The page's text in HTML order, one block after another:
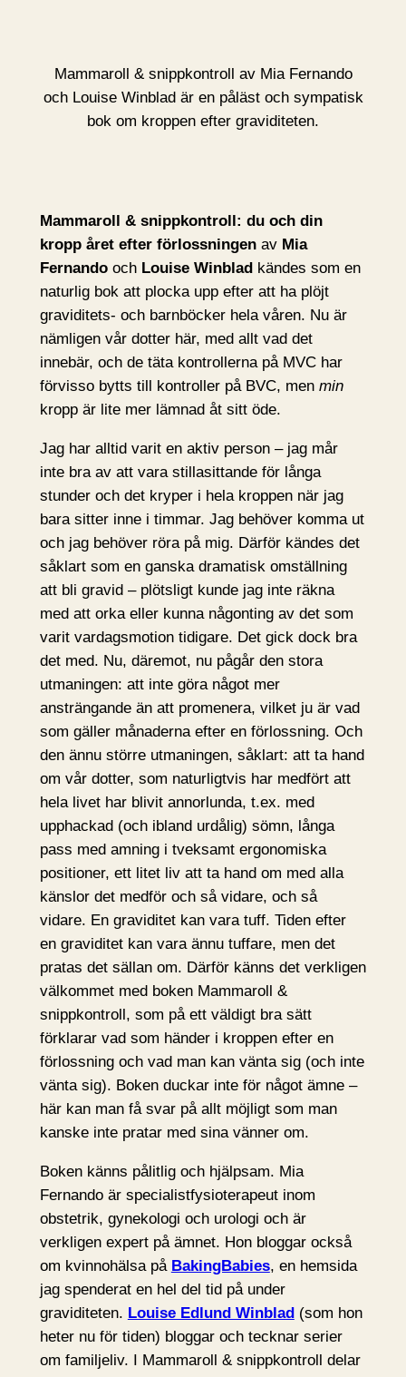
Mammaroll & snippkontroll av Mia Fernando
och Louise Winblad är en påläst och sympatisk
bok om kroppen efter graviditeten.
Mammaroll & snippkontroll: du och din
kropp året efter förlossningenav Mia
Fernandooch Louise Winblad kändes som en
naturlig bok att plocka upp efter att ha plöjt
graviditets- och barnböcker hela våren. Nu är
nämligen vår dotter här, med allt vad det
innebär, och de täta kontrollerna på MVC har
förvisso bytts till kontroller på BVC, men min
kropp är lite mer lämnad åt sitt öde.
Jag har alltid varit en aktiv person – jag mår
inte bra av att vara stillasittande för långa
stunder och det kryper i hela kroppen när jag
bara sitter inne i timmar. Jag behöver komma ut
och jag behöver röra på mig. Därför kändes det
såklart som en ganska dramatisk omställning
att bli gravid – plötsligt kunde jag inte räkna
med att orka eller kunna någonting av det som
varit vardagsmotion tidigare. Det gick dock bra
det med. Nu, däremot, nu pågår den stora
utmaningen: att inte göra något mer
ansträngande än att promenera, vilket ju är vad
som gäller månaderna efter en förlossning. Och
den ännu större utmaningen, såklart: att ta hand
om vår dotter, som naturligtvis har medfört att
hela livet har blivit annorlunda, t.ex. med
upphackad (och ibland urdålig) sömn, långa
pass med amning i tveksamt ergonomiska
positioner, ett litet liv att ta hand om med alla
känslor det medför och så vidare, och så
vidare. En graviditet kan vara tuff. Tiden efter
en graviditet kan vara ännu tuffare, men det
pratas det sällan om. Därför känns det verkligen
välkommet med boken Mammaroll &
snippkontroll, som på ett väldigt bra sätt
förklarar vad som händer i kroppen efter en
förlossning och vad man kan vänta sig (och inte
vänta sig). Boken duckar inte för något ämne –
här kan man få svar på allt möjligt som man
kanske inte pratar med sina vänner om.
Boken känns pålitlig och hjälpsam. Mia
Fernando är specialistfysioterapeut inom
obstetrik, gynekologi och urologi och är
verkligen expert på ämnet. Hon bloggar också
om kvinnohälsa på BakingBabies, en hemsida
jag spenderat en hel del tid på under
graviditeten. Louise Edlund Winblad(som hon
heter nu för tiden) bloggar och tecknar serier
om familjeliv. I Mammaroll & snippkontroll delar